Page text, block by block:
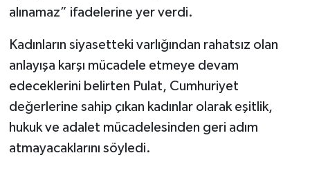
alınamaz” ifadelerine yer verdi.
Kadınların siyasetteki varlığından rahatsız olan
anlayışa karşı mücadele etmeye devam
edeceklerini belirten Pulat, Cumhuriyet
değerlerine sahip çıkan kadınlar olarak eşitlik,
hukuk ve adalet mücadelesinden geri adım
atmayacaklarını söyledi.